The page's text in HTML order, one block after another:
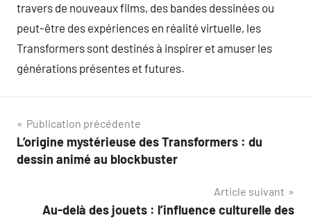
travers de nouveaux films, des bandes dessinées ou
peut-être des expériences en réalité virtuelle, les
Transformers sont destinés à inspirer et amuser les
générations présentes et futures.
Navigation
de
Publication précédente
L’origine mystérieuse des Transformers : du
dessin animé au blockbuster
Article suivant
Au-delà des jouets : l’influence culturelle des